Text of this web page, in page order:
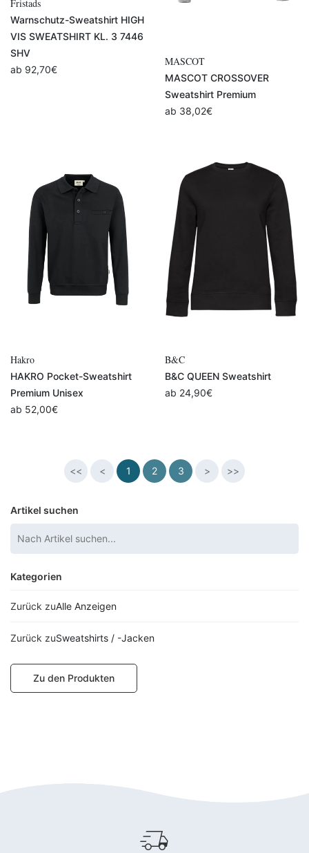
Artikel suchen
Kategorien
Alle Anzeigen
Sweatshirts / -Jacken
Zu den Produkten
Fristads
Warnschutz-Sweatshirt HIGH
VIS SWEATSHIRT KL. 3 7446
SHV
ab 92,70€
MASCOT
MASCOT CROSSOVER
Sweatshirt Premium
ab 38,02€
Hakro
HAKRO Pocket-Sweatshirt
Premium Unisex
ab 52,00€
B&C
B&C QUEEN Sweatshirt
ab 24,90€
<< < 1 2 3 > >>